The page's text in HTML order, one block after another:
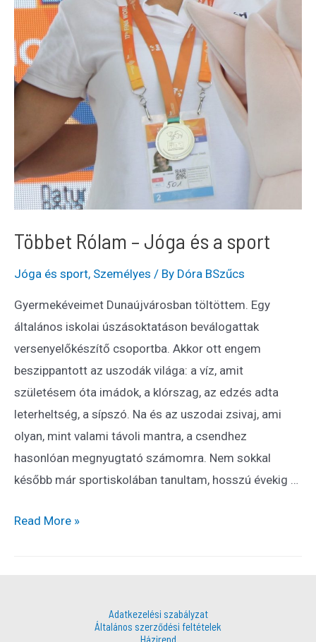
Többet Rólam – Jóga és a sport
Jóga és sport, Személyes / By Dóra BSzűcs
Gyermekéveimet Dunaújvárosban töltöttem. Egy
általános iskolai úszásoktatáson beválogattak
versenyelőkészítő csoportba. Akkor ott engem
beszippantott az uszodák világa: a víz, amit
születésem óta imádok, a klórszag, az edzés adta
leterheltség, a sípszó. Na és az uszodai zsivaj, ami
olyan, mint valami távoli mantra, a csendhez
hasonlóan megnyugtató számomra. Nem sokkal
később már sportiskolában tanultam, hosszú évekig …
Read More »
Adatkezelési szabályzat
Általános szerződési feltételek
Házirend